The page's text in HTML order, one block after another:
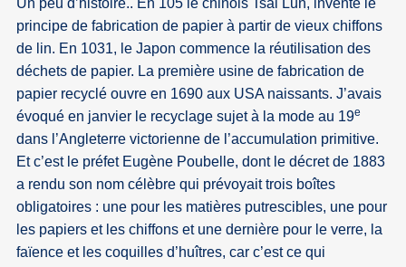
Un peu d’histoire.. En 105 le chinois Tsai Lun, invente le
principe de fabrication de papier à partir de vieux chiffons
de lin. En 1031, le Japon commence la réutilisation des
déchets de papier. La première usine de fabrication de
papier recyclé ouvre en 1690 aux USA naissants. J’avais
évoqué en janvier le recyclage sujet à la mode au 19e
dans l’Angleterre victorienne de l’accumulation primitive.
Et c’est le préfet Eugène Poubelle, dont le décret de 1883
a rendu son nom célèbre qui prévoyait trois boîtes
obligatoires : une pour les matières putrescibles, une pour
les papiers et les chiffons et une dernière pour le verre, la
faïence et les coquilles d’huîtres, car c’est ce qui